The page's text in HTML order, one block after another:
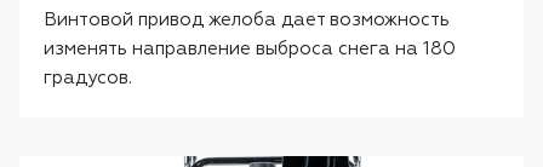
Винтовой привод желоба дает возможность
изменять направление выброса снега на 180
градусов.